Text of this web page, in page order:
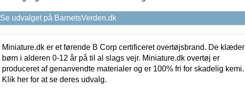
Se udvalget på BarnetsVerden.dk
Miniature.dk er et førende B Corp certificeret overtøjsbrand. De klæder
børn i alderen 0-12 år på til al slags vejr. Miniature.dk overtøj er
produceret af genanvendte materialer og er 100% fri for skadelig kemi.
Klik her for at se deres udvalg.